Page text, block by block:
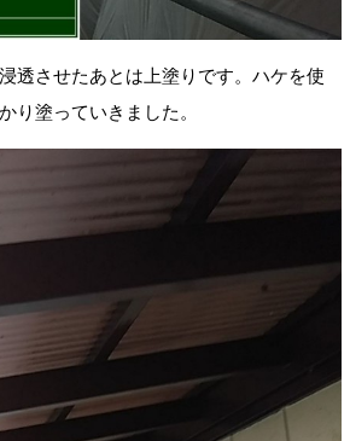
透させたあとは上塗りです。ハケを使
り塗っていきました。